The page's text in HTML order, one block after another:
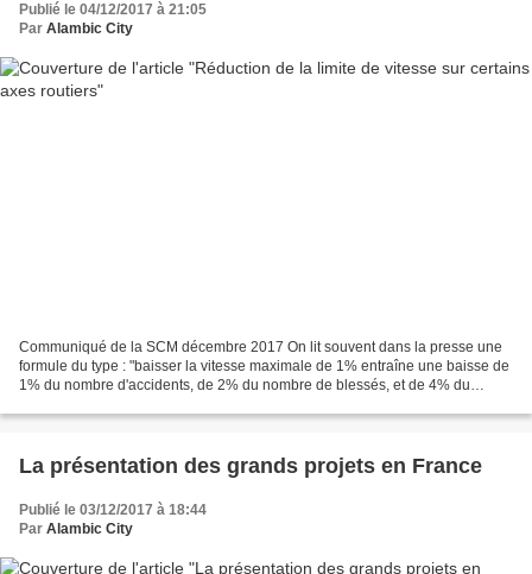
Publié le 04/12/2017 à 21:05
Par Alambic City
Communiqué de la SCM décembre 2017 On lit souvent dans la presse une
formule du type : "baisser la vitesse maximale de 1% entraîne une baisse de
1% du nombre d'accidents, de 2% du nombre de blessés, et de 4% du
La présentation des grands projets en France
Publié le 03/12/2017 à 18:44
Par Alambic City